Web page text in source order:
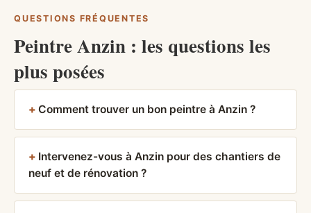
QUESTIONS FRÉQUENTES
Peintre Anzin : les questions les
plus posées
Comment trouver un bon peintre à Anzin ?
Intervenez-vous à Anzin pour des chantiers de
neuf et de rénovation ?